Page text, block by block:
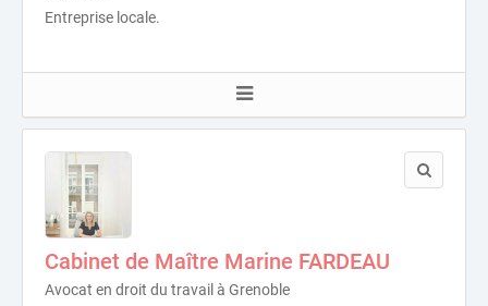
Entreprise locale.
Cabinet de Maître Marine FARDEAU
Avocat en droit du travail à Grenoble